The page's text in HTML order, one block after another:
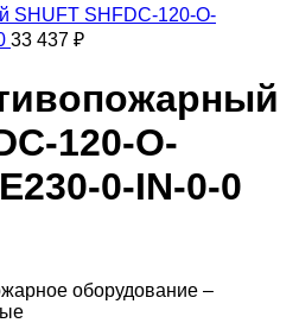
SHUFT SHFDC-120-O-
33 437 ₽
120-O-
0-IN-0-0
оборудование –